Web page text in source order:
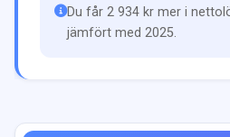
Du får 2 934 kr mer i
jämfört med 2025.